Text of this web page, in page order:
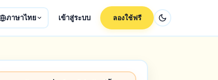
ภาษาไทย เข้าสู่ระบบ ลองใช้ฟรี